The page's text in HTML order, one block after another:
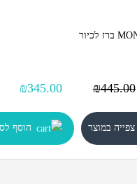
MONTELLA ברז לכיור
₪445.00
₪345.00
צפייה במוצר הוסף